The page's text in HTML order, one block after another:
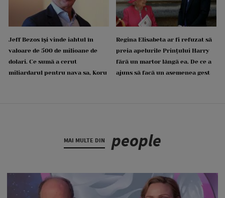
Jeff Bezos își vinde iahtul în
valoare de 500 de milioane de
dolari. Ce sumă a cerut
miliardarul pentru nava sa, Koru
Regina Elisabeta ar fi refuzat să
preia apelurile Prințului Harry
fără un martor lângă ea. De ce a
ajuns să facă un asemenea gest
MAI MULTE DIN people